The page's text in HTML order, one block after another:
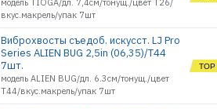
Приманки джиговые
силиконовые
Приманки
Принадлежности
походные
модель TIOGA/дл. 7,4см/тонущ./цвет T26/
вкус.макрель/упак 7шт
Виброхвосты съедоб. искусст. LJ Pro
Series ALIEN BUG 2,5in (06,35)/T44
7шт.
модель ALIEN BUG/дл. 6.3см/тонущ./цвет
T44/вкус.макрель/упак 7шт